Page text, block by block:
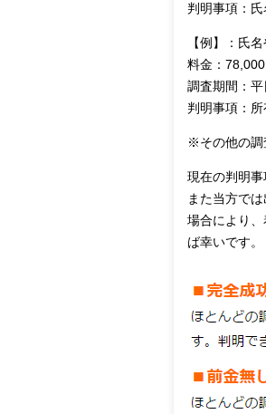
判明事項：
【例】：氏
料金：78,000
調査期間：
判明事項：
※その他の調
現在の判明事
また当方で
場合により
ば幸いです。